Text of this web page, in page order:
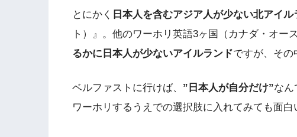
とにかく 日本人を含むアジア人が少ない北アイル
ト）』。他のワーホリ英語3ヶ国（カナダ・オー
るかに日本人が少ないアイルランドですが、その
ベルファストに行けば、 ”日本人が自分だけ”なん
ワーホリするうえでの選択肢に入れてみても面白